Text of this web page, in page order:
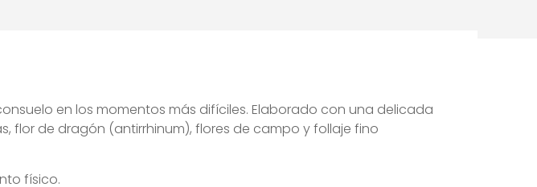
en los momentos más difíciles. Elaborado con una delicada
flor de dragón (antirrhinum), flores de campo y follaje fino
físico.